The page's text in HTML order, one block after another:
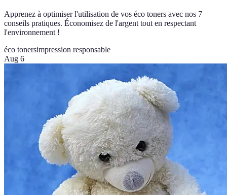
Apprenez à optimiser l'utilisation de vos éco toners avec nos 7
conseils pratiques. Économisez de l'argent tout en respectant
l'environnement !
éco tonersimpression responsable
Aug 6